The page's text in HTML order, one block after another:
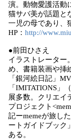
演。動物愛護活動
猫サバ美が話題と
一児の母であり、
HP： http://
●前田ひさえ
イラストレーター
め、書籍装画や挿
「銀河絵日記」
「IMITATIONS」
展多数。クリエイ
プロジェクト
記ーmemeが旅し
ートガイドブック
ある。